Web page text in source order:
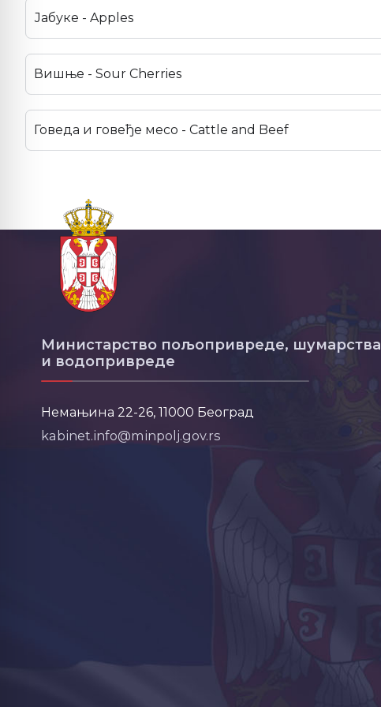
Јабуке - Apples
Вишње - Sour Cherries
Говеда и говеђе месо - Cattle and Beef
Министарство пољопривреде, шумарства
и водопривреде
Немањина 22-26, 11000 Београд
kabinet.info@minpolj.gov.rs